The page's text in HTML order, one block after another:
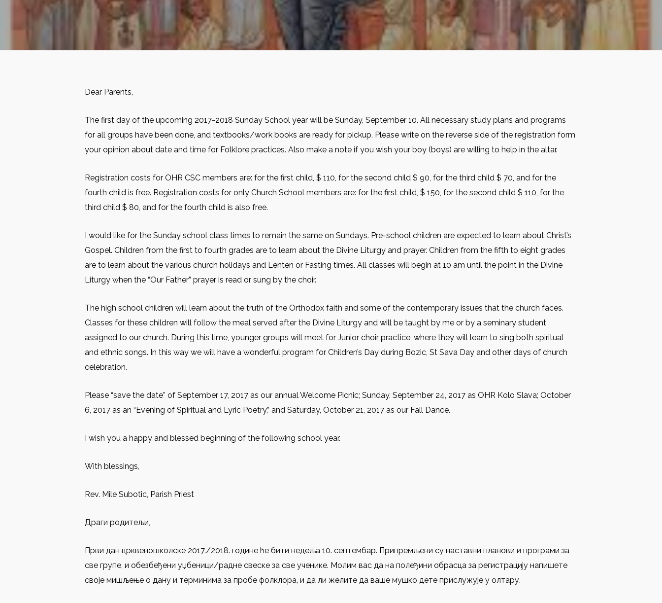
Dear Parents,
The first day of the upcoming 2017-2018 Sunday School year will be Sunday, September 10. All necessary study plans and programs
for all groups have been done, and textbooks/work books are ready for pickup. Please write on the reverse side of the registration form
your opinion about date and time for Folklore practices. Also make a note if you wish your boy (boys) are willing to help in the altar.
Registration costs for OHR CSC members are: for the first child, $ 110, for the second child $ 90, for the third child $ 70, and for the
fourth child is free. Registration costs for only Church School members are: for the first child, $ 150, for the second child $ 110, for the
third child $ 80, and for the fourth child is also free.
I would like for the Sunday school class times to remain the same on Sundays. Pre-school children are expected to learn about Christ’s
Gospel. Children from the first to fourth grades are to learn about the Divine Liturgy and prayer. Children from the fifth to eight grades
are to learn about the various church holidays and Lenten or Fasting times. All classes will begin at 10 am until the point in the Divine
Liturgy when the “Our Father” prayer is read or sung by the choir.
The high school children will learn about the truth of the Orthodox faith and some of the contemporary issues that the church faces.
Classes for these children will follow the meal served after the Divine Liturgy and will be taught by me or by a seminary student
assigned to our church. During this time, younger groups will meet for Junior choir practice, where they will learn to sing both spiritual
and ethnic songs. In this way we will have a wonderful program for Children’s Day during Bozic, St Sava Day and other days of church
celebration.
Please “save the date” of September 17, 2017 as our annual Welcome Picnic; Sunday, September 24, 2017 as OHR Kolo Slava; October
6, 2017 as an “Evening of Spiritual and Lyric Poetry,” and Saturday, October 21, 2017 as our Fall Dance.
I wish you a happy and blessed beginning of the following school year.
With blessings,
Rev. Mile Subotic, Parish Priest
Драги родитељи,
Први дан црквеношколске 2017./2018. године ће бити недеља 10. септембар. Припремљени су наставни планови и програми за
све групе, и обезбеђени уџбеници/радне свеске за све ученике. Mолим вас да на полеђини обрасца за регистрацију напишете
своје мишљење о дану и терминима за пробе фолклора, и да ли желите да ваше мушко дете прислужује у олтару.